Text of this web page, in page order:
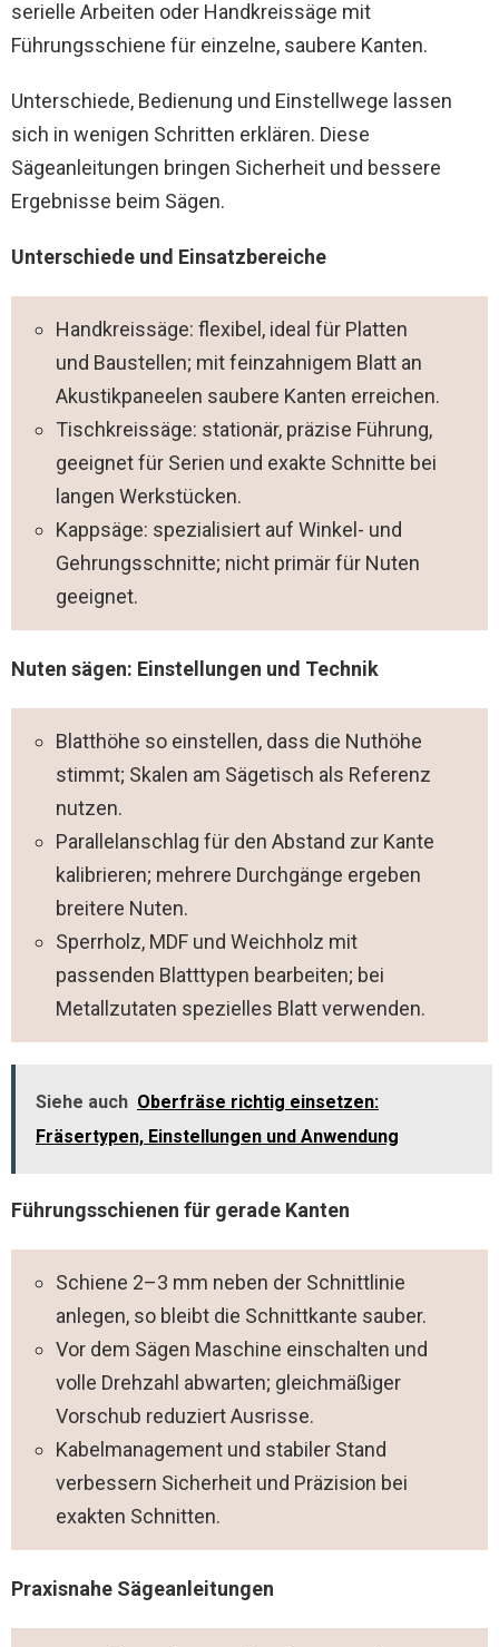
serielle Arbeiten oder Handkreissäge mit
Führungsschiene für einzelne, saubere Kanten.
Unterschiede, Bedienung und Einstellwege lassen
sich in wenigen Schritten erklären. Diese
Sägeanleitungen bringen Sicherheit und bessere
Ergebnisse beim Sägen.
Unterschiede und Einsatzbereiche
Handkreissäge: flexibel, ideal für Platten
und Baustellen; mit feinzahnigem Blatt an
Akustikpaneelen saubere Kanten erreichen.
Tischkreissäge: stationär, präzise Führung,
geeignet für Serien und exakte Schnitte bei
langen Werkstücken.
Kappsäge: spezialisiert auf Winkel- und
Gehrungsschnitte; nicht primär für Nuten
geeignet.
Nuten sägen: Einstellungen und Technik
Blatthöhe so einstellen, dass die Nuthöhe
stimmt; Skalen am Sägetisch als Referenz
nutzen.
Parallelanschlag für den Abstand zur Kante
kalibrieren; mehrere Durchgänge ergeben
breitere Nuten.
Sperrholz, MDF und Weichholz mit
passenden Blatttypen bearbeiten; bei
Metallzutaten spezielles Blatt verwenden.
Siehe auch Oberfräse richtig einsetzen:
Fräsertypen, Einstellungen und Anwendung
Führungsschienen für gerade Kanten
Schiene 2–3 mm neben der Schnittlinie
anlegen, so bleibt die Schnittkante sauber.
Vor dem Sägen Maschine einschalten und
volle Drehzahl abwarten; gleichmäßiger
Vorschub reduziert Ausrisse.
Kabelmanagement und stabiler Stand
verbessern Sicherheit und Präzision bei
exakten Schnitten.
Praxisnahe Sägeanleitungen